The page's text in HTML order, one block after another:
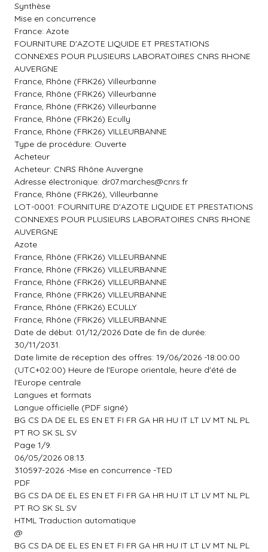
Synthèse
Mise en concurrence
France: Azote
FOURNITURE D'AZOTE LIQUIDE ET PRESTATIONS
CONNEXES POUR PLUSIEURS LABORATOIRES CNRS RHONE
AUVERGNE
France, Rhône (FRK26) Villeurbanne
France, Rhône (FRK26) Villeurbanne
France, Rhône (FRK26) Villeurbanne
France, Rhône (FRK26) Ecully
France, Rhône (FRK26) VILLEURBANNE
Type de procédure: Ouverte
Acheteur
Acheteur: CNRS Rhône Auvergne
Adresse électronique: dr07.marches@cnrs.fr
France, Rhône (FRK26), Villeurbanne
LOT-0001: FOURNITURE D'AZOTE LIQUIDE ET PRESTATIONS
CONNEXES POUR PLUSIEURS LABORATOIRES CNRS RHONE
AUVERGNE
Azote
France, Rhône (FRK26) VILLEURBANNE
France, Rhône (FRK26) VILLEURBANNE
France, Rhône (FRK26) VILLEURBANNE
France, Rhône (FRK26) VILLEURBANNE
France, Rhône (FRK26) ECULLY
France, Rhône (FRK26) VILLEURBANNE
Date de début: 01/12/2026 Date de fin de durée:
30/11/2031.
Date limite de réception des offres: 19/06/2026 -18:00:00
(UTC+02:00) Heure de l'Europe orientale, heure d'été de
l'Europe centrale
Langues et formats
Langue officielle (PDF signé)
BG CS DA DE EL ES EN ET FI FR GA HR HU IT LT LV MT NL PL
PT RO SK SL SV
Page 1/9.
06/05/2026 08:13.
310597-2026 -Mise en concurrence -TED
PDF
BG CS DA DE EL ES EN ET FI FR GA HR HU IT LT LV MT NL PL
PT RO SK SL SV
HTML Traduction automatique
@
BG CS DA DE EL ES EN ET FI FR GA HR HU IT LT LV MT NL PL